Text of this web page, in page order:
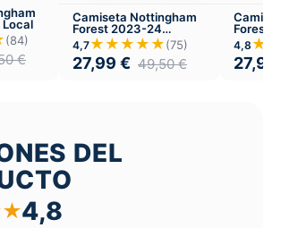
(84)
€
Camiseta Nottingham
Forest 2023-24
Tercera
4,7★★★★★(75)
27,99 € 49,50€
Forest
4,8
27,99
DEL
★4,8